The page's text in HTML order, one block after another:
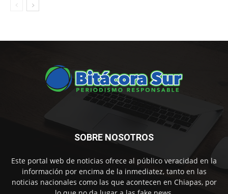
SOBRE NOSOTROS
Este portal web de noticias ofrece al público veracidad en la
información por encima de la inmediatez, tanto en las
noticias nacionales como las que acontecen en Chiapas, por